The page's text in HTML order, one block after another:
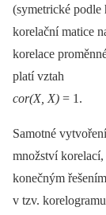
(symetrické
korelační matice
korelace
platí vztah
cor(X, X) = 1.
Samotné
množství
konečným
v tzv. korelogramu